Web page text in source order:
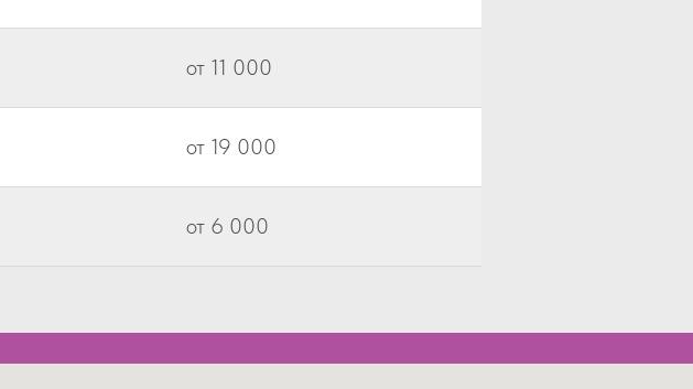
от 11 000
от 19 000
от 6 000